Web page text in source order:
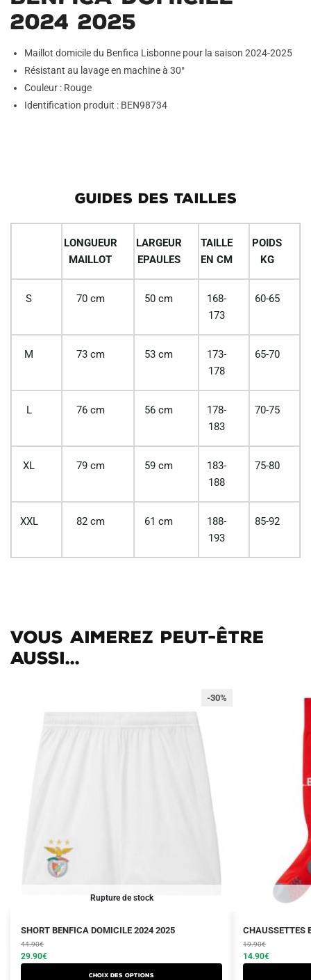
2024 2025
Maillot domicile du Benfica Lisbonne pour la saison 2024-2025
Résistant au lavage en machine à 30°
Couleur : Rouge
Identification produit : BEN98734
GUIDES DES TAILLES
LONGUEUR
MAILLOT
LARGEUR
EPAULES
TAILLE
EN CM
POIDS
KG
S 70 cm 50 cm
168-
173
60-65
M 73 cm 53 cm
173-
178
65-70
L 76 cm 56 cm
178-
183
70-75
XL 79 cm 59 cm
183-
188
75-80
XXL 82 cm 61 cm
188-
193
85-92
Vous aimerez peut-être
aussi...
Rupture de stock
-30%
SHORT BENFICA DOMICILE 2024 2025
44.90€
Le
prix
initial
était :
29.90€
Le
prix
actuel
est :
Choix des options
Ce
produit
a
CHAUSSETTES
19.90€
Le
prix
initial
était :
14.90€
Le
prix
actuel
est :